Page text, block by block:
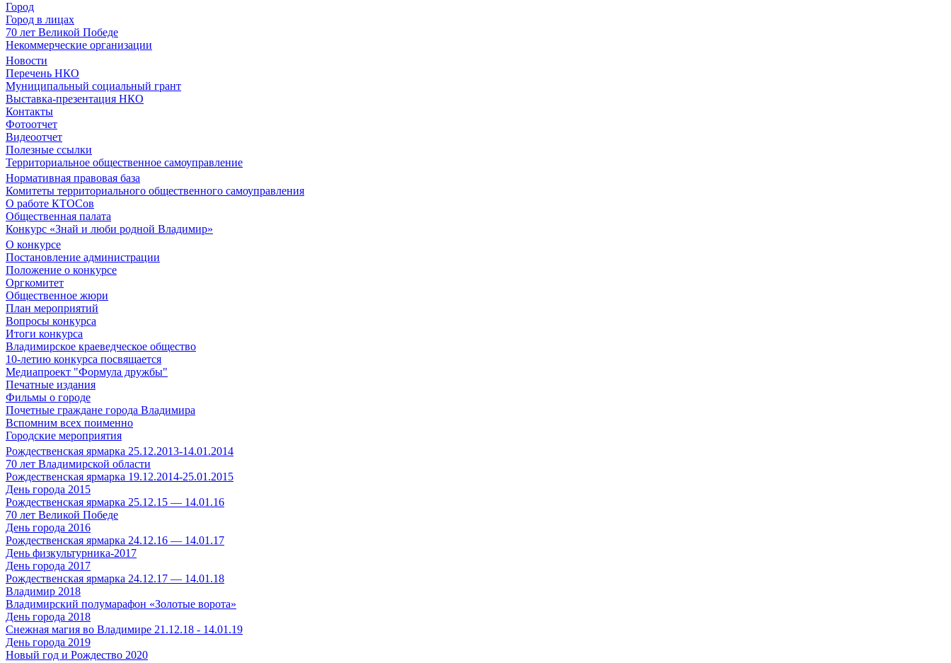
Город
Город в лицах
70 лет Великой Победе
Некоммерческие организации
Новости
Перечень НКО
Муниципальный социальный грант
Выставка-презентация НКО
Контакты
Фотоотчет
Видеоотчет
Полезные ссылки
Территориальное общественное самоуправление
Нормативная правовая база
Комитеты территориального общественного самоуправления
О работе КТОСов
Общественная палата
Конкурс «Знай и люби родной Владимир»
О конкурсе
Постановление администрации
Положение о конкурсе
Оргкомитет
Общественное жюри
План мероприятий
Вопросы конкурса
Итоги конкурса
Владимирское краеведческое общество
10-летию конкурса посвящается
Медиапроект "Формула дружбы"
Печатные издания
Фильмы о городе
Почетные граждане города Владимира
Вспомним всех поименно
Городские мероприятия
Рождественская ярмарка 25.12.2013-14.01.2014
70 лет Владимирской области
Рождественская ярмарка 19.12.2014-25.01.2015
День города 2015
Рождественская ярмарка 25.12.15 — 14.01.16
70 лет Великой Победе
День города 2016
Рождественская ярмарка 24.12.16 — 14.01.17
День физкультурника-2017
День города 2017
Рождественская ярмарка 24.12.17 — 14.01.18
Владимир 2018
Владимирский полумарафон «Золотые ворота»
День города 2018
Снежная магия во Владимире 21.12.18 - 14.01.19
День города 2019
Новый год и Рождество 2020